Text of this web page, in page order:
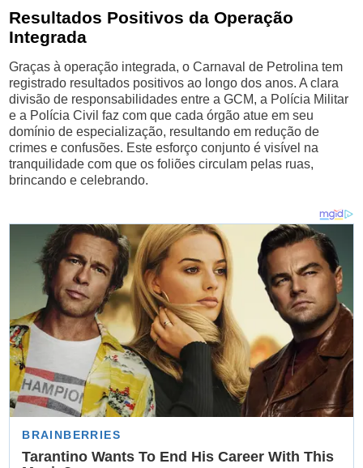
Resultados Positivos da Operação
Integrada
Graças à operação integrada, o Carnaval de Petrolina tem
registrado resultados positivos ao longo dos anos. A clara
divisão de responsabilidades entre a GCM, a Polícia Militar
e a Polícia Civil faz com que cada órgão atue em seu
domínio de especialização, resultando em redução de
crimes e confusões. Este esforço conjunto é visível na
tranquilidade com que os foliões circulam pelas ruas,
brincando e celebrando.